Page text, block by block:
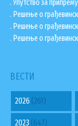
. Упутство за
. Решење о
. Решење о
. Решење о
ВЕСТИ
2026 (261)
2023 (647)